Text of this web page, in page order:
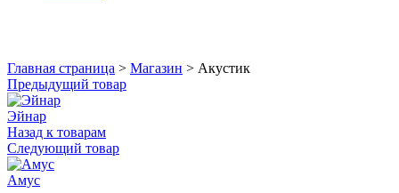
Главная страница > Магазин > Акустик
Предыдущий товар
Эйнар
Назад к товарам
Следующий товар
Амус